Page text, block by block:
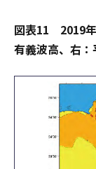
図表11 2019年
有義波高、右：